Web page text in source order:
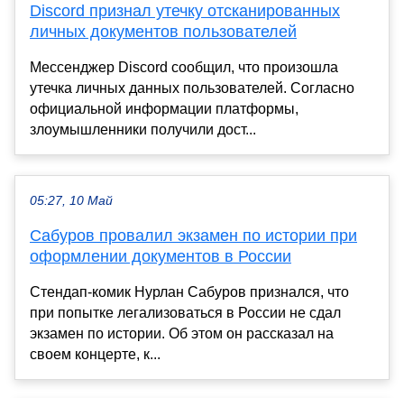
Discord признал утечку отсканированных
личных документов пользователей
Мессенджер Discord сообщил, что произошла
утечка личных данных пользователей. Согласно
официальной информации платформы,
злоумышленники получили дост...
05:27, 10 Май
Сабуров провалил экзамен по истории при
оформлении документов в России
Стендап-комик Нурлан Сабуров признался, что
при попытке легализоваться в России не сдал
экзамен по истории. Об этом он рассказал на
своем концерте, к...